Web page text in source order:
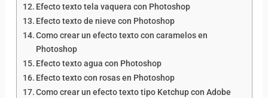
Efecto texto tela vaquera con Photoshop
Efecto texto de nieve con Photoshop
Como crear un efecto texto con caramelos en
Photoshop
Efecto texto agua con Photoshop
Efecto texto con rosas en Photoshop
Como crear un efecto texto tipo Ketchup con Adobe